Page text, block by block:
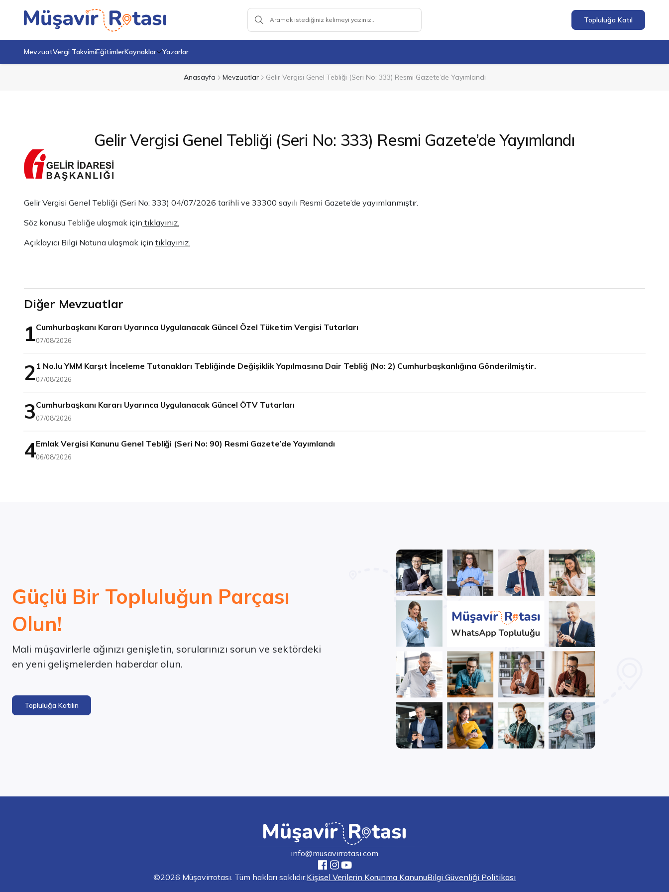
Topluluğa Katıl
MevzuatVergi TakvimiEğitimlerKaynaklar Yazarlar
Anasayfa Mevzuatlar Gelir Vergisi Genel Tebliği (Seri No: 333) Resmi Gazete’de Yayımlandı
Gelir Vergisi Genel Tebliği (Seri No: 333) Resmi Gazete’de Yayımlandı
Gelir Vergisi Genel Tebliği (Seri No: 333) 04/07/2026 tarihli ve 33300 sayılı Resmi Gazete’de yayımlanmıştır.
Söz konusu Tebliğe ulaşmak için tıklayınız.
Açıklayıcı Bilgi Notuna ulaşmak için tıklayınız.
Diğer Mevzuatlar
1Cumhurbaşkanı Kararı Uyarınca Uygulanacak Güncel Özel Tüketim Vergisi Tutarları
07/08/2026
2 1 No.lu YMM Karşıt İnceleme Tutanakları Tebliğinde Değişiklik Yapılmasına Dair Tebliğ (No: 2) Cumhurbaşkanlığına Gönderilmiştir.
07/08/2026
3Cumhurbaşkanı Kararı Uyarınca Uygulanacak Güncel ÖTV Tutarları
07/08/2026
4Emlak Vergisi Kanunu Genel Tebliği (Seri No: 90) Resmi Gazete’de Yayımlandı
06/08/2026
Güçlü Bir Topluluğun Parçası
Olun!
Mali müşavirlerle ağınızı genişletin, sorularınızı sorun ve sektördeki
en yeni gelişmelerden haberdar olun.
Topluluğa Katılın
info@musavirrotasi.com
©2026 Müşavirrotası. Tüm hakları saklıdır.Kişisel Verilerin Korunma KanunuBilgi Güvenliği Politikası